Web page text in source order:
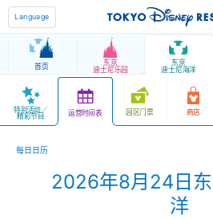
Language
首页 东京
迪士尼乐园
东京
迪士尼海洋
特别活动／
精彩节目 运营时间表 园区门票 商店
每日日历
2026年8月24日
洋